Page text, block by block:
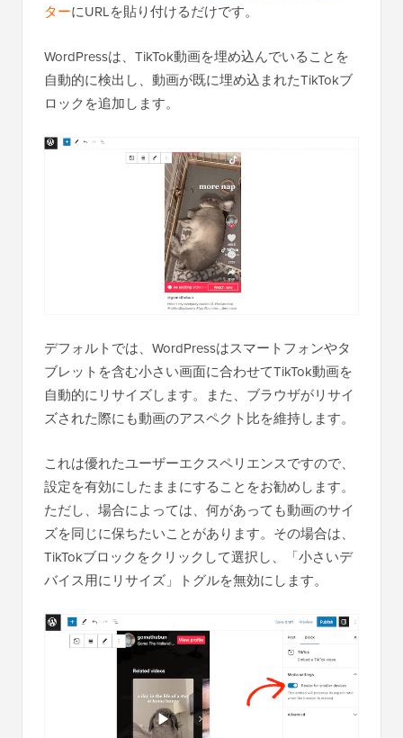
ターにURLを貼り付けるだけです。
WordPressは、TikTok動画を埋め込んでいることを
自動的に検出し、動画が既に埋め込まれたTikTokブ
ロックを追加します。
デフォルトでは、WordPressはスマートフォンやタ
ブレットを含む小さい画面に合わせてTikTok動画を
自動的にリサイズします。また、ブラウザがリサイ
ズされた際にも動画のアスペクト比を維持します。
これは優れたユーザーエクスペリエンスですので、
設定を有効にしたままにすることをお勧めします。
ただし、場合によっては、何があっても動画のサイ
ズを同じに保ちたいことがあります。その場合は、
TikTokブロックをクリックして選択し、「小さいデ
バイス用にリサイズ」トグルを無効にします。